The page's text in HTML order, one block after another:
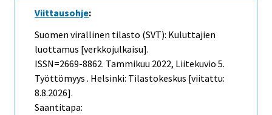
Viittausohje:
Suomen virallinen tilasto (SVT): Kuluttajien
luottamus [verkkojulkaisu].
ISSN=2669-8862. Tammikuu 2022, Liitekuvio 5.
Työttömyys . Helsinki: Tilastokeskus [viitattu:
8.8.2026].
Saantitapa: